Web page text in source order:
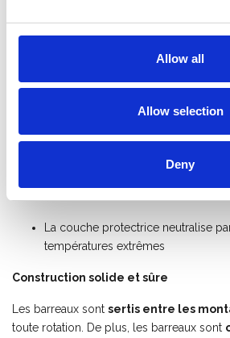
Allow all
Allow selection
Deny
Revêtement polyester – durable et
échelle en aluminium Solide 4×9
revêtement polyester de haute
La couche protectrice neutralise
températures extrêmes
Construction solide et sûre
Les barreaux sont sertis entre les
toute rotation. De plus, les barreaux sont